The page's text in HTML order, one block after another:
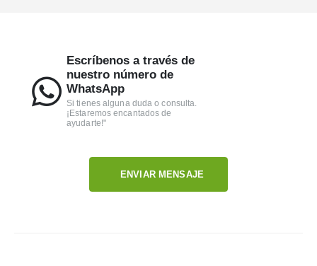
Escríbenos a través de
nuestro número de
WhatsApp
Si tienes alguna duda o consulta.
¡Estaremos encantados de
ayudarte!"
ENVIAR MENSAJE